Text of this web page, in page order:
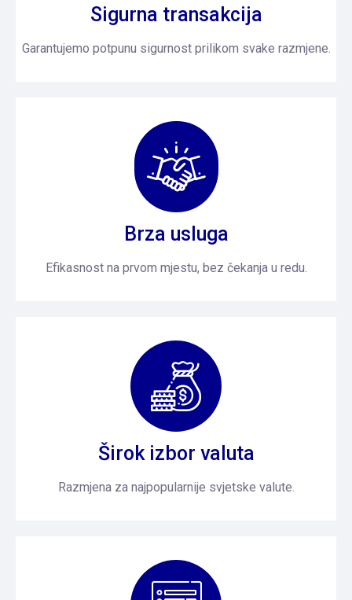
Sigurna transakcija
Garantujemo potpunu sigurnost prilikom svake razmjene.
Brza usluga
Efikasnost na prvom mjestu, bez čekanja u redu.
Širok izbor valuta
Razmjena za najpopularnije svjetske valute.